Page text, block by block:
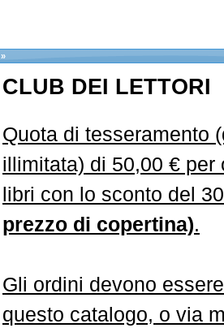
»
CLUB DEI LETTORI
Quota di tesseramento
illimitata) di 50,00 € per
libri con lo sconto del
prezzo di copertina).
Gli ordini devono
questo catalogo, o via